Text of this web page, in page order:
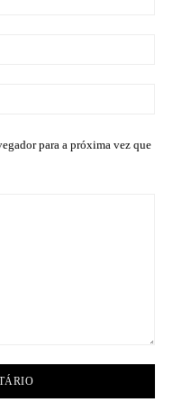
para a próxima vez que